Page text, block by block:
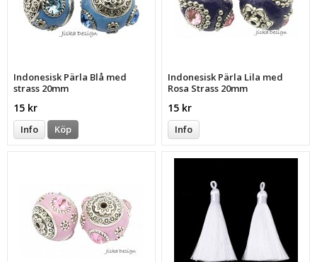
Indonesisk Pärla Blå med
strass 20mm
15 kr
Info Köp
Indonesisk Pärla Lila med
Rosa Strass 20mm
15 kr
Info